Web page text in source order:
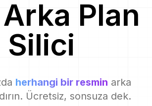
Arka Plan
Silici
herhangi bir resmin arka
Ücretsiz, sonsuza dek.